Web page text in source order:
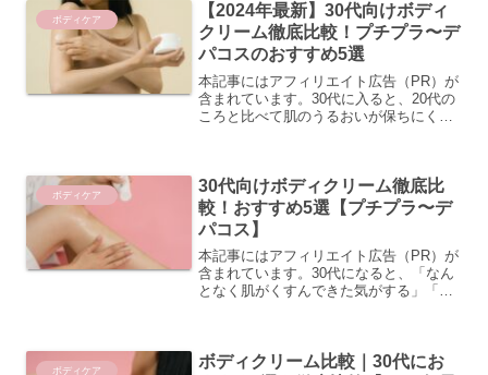
ボディケア
【2024年最新】30代向けボディ
クリーム徹底比較！プチプラ〜デ
パコスのおすすめ5選
本記事にはアフィリエイト広告（PR）が
含まれています。30代に入ると、20代の
ころと比べて肌のうるおいが保ちにくく
思いながらも、種類...
ボディケア
30代向けボディクリーム徹底比
較！おすすめ5選【プチプラ〜デ
パコス】
本記事にはアフィリエイト広告（PR）が
含まれています。30代になると、「なん
となく肌がくすんできた気がする」「ボ
日使うボディクリームだ...
ボディケア
ボディクリーム比較｜30代にお